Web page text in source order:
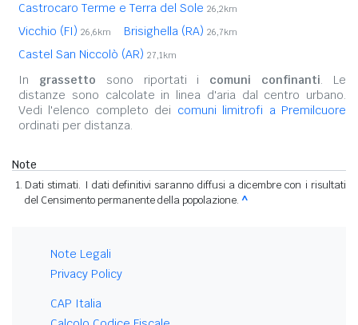
Castrocaro Terme e Terra del Sole 26,2km
Vicchio (FI) 26,6km Brisighella (RA) 26,7km
Castel San Niccolò (AR) 27,1km
In grassetto sono riportati i comuni confinanti. Le
distanze sono calcolate in linea d'aria dal centro urbano.
Vedi l'elenco completo dei comuni limitrofi a Premilcuore
ordinati per distanza.
Note
Dati stimati. I dati definitivi saranno diffusi a dicembre con i risultati
del Censimento permanente della popolazione. ^
Note Legali
Privacy Policy
CAP Italia